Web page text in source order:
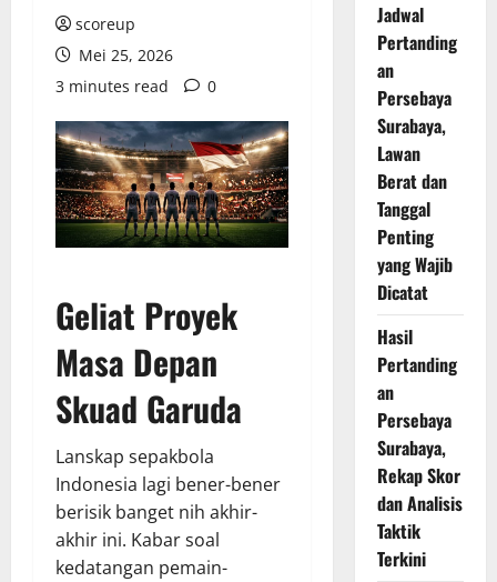
scoreup
Mei 25, 2026
3 minutes read
0
Geliat Proyek
Masa Depan
Skuad Garuda
Lanskap sepakbola
Indonesia lagi bener-bener
berisik banget nih akhir-
akhir ini. Kabar soal
kedatangan pemain-
Jadwal
Pertanding
an
Persebaya
Surabaya,
Lawan
Berat dan
Tanggal
Penting
yang Wajib
Dicatat
Hasil
Pertanding
an
Persebaya
Surabaya,
Rekap Skor
dan Analisis
Taktik
Terkini